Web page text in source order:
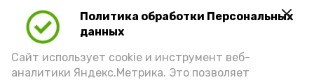
Политика обработки Персональных
данных
Сайт использует cookie и инструмент веб-
аналитики Яндекс.Метрика. Это позволяет